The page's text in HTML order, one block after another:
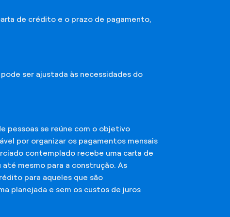
de crédito e o prazo de pagamento,
ser ajustada às necessidades do
pessoas se reúne com o objetivo
por organizar os pagamentos mensais
contemplado recebe uma carta de
mesmo para a construção. As
para aqueles que são
planejada e sem os custos de juros